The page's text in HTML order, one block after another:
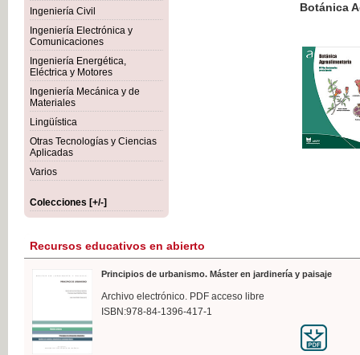
Ingeniería Civil
Ingeniería Electrónica y
Comunicaciones
Ingeniería Energética,
Eléctrica y Motores
Ingeniería Mecánica y de
Materiales
Lingüística
Otras Tecnologías y Ciencias
Aplicadas
Varios
Colecciones [+/-]
Botánica Agroalimentaria
IVA
Recursos educativos en abierto
Principios de urbanismo. Máster en jardinería y paisaje
Archivo electrónico. PDF acceso libre
ISBN:978-84-1396-417-1